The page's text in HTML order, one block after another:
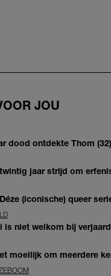
JOU
dood ontdekte Thom
jaar strijd om
(iconische) queer
is niet welkom bij
moeilijk om meerdere